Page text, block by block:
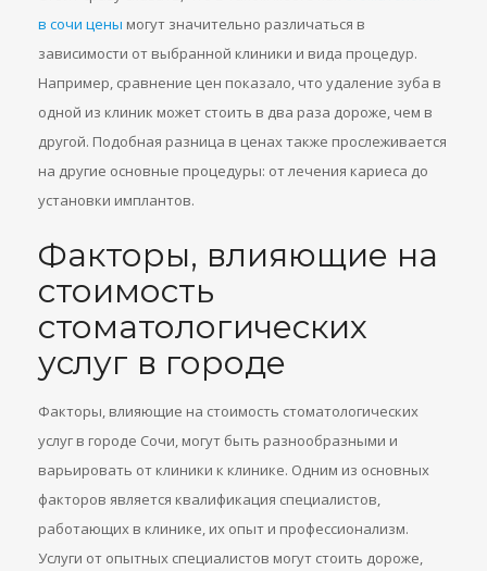
в сочи цены могут значительно различаться в
зависимости от выбранной клиники и вида процедур.
Например, сравнение цен показало, что удаление зуба в
одной из клиник может стоить в два раза дороже, чем в
другой. Подобная разница в ценах также прослеживается
на другие основные процедуры: от лечения кариеса до
установки имплантов.
Факторы, влияющие на
стоимость
стоматологических
услуг в городе
Факторы, влияющие на стоимость стоматологических
услуг в городе Сочи, могут быть разнообразными и
варьировать от клиники к клинике. Одним из основных
факторов является квалификация специалистов,
работающих в клинике, их опыт и профессионализм.
Услуги от опытных специалистов могут стоить дороже,